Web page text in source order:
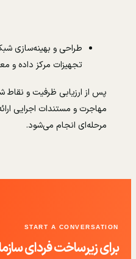
طراحی و بهینه‌سازی
تجهیزات مرکز داده و
پس از ارزیابی ظرفیت و نقاط
مهاجرت و مستندات اجرایی
مرحله‌ای انجام می‌شود.
START A CONVERSATION
برای زیرساخت فردای